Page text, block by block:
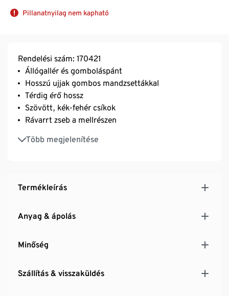
Pillanatnyilag nem kapható
Rendelési szám: 170421
Állógallér és gomboláspánt
Hosszú ujjak gombos mandzsettákkal
Térdig érő hossz
Szövött, kék-fehér csíkok
Rávarrt zseb a mellrészen
Több megjelenítése
Angela 178 m magas és 36-os méretet visel
Termékleírás
Anyag & ápolás
Minőség
Szállítás & visszaküldés